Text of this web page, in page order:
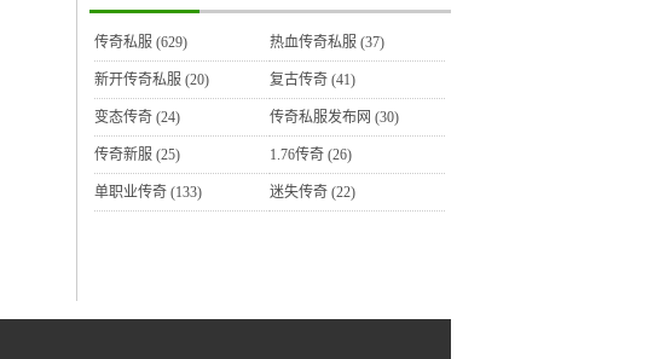
传奇私服 (629) 热血传奇私服 (37)
新开传奇私服 (20) 复古传奇 (41)
变态传奇 (24) 传奇私服发布网 (30)
传奇新服 (25) 1.76传奇 (26)
单职业传奇 (133) 迷失传奇 (22)